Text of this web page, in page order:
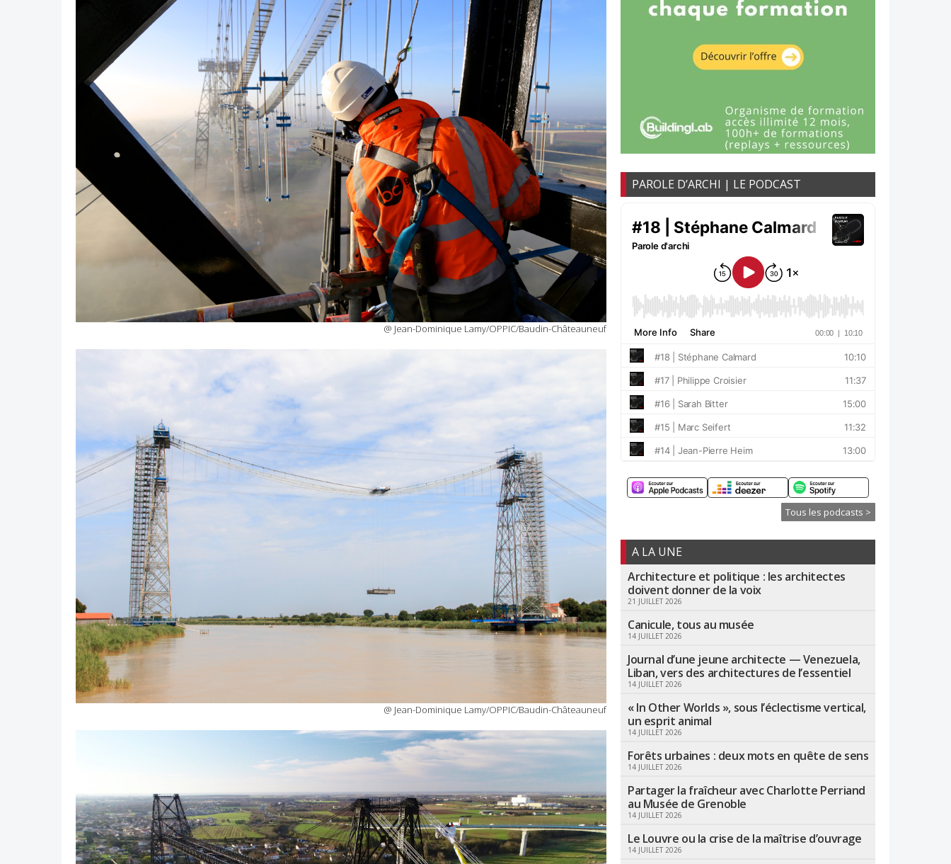
@ Jean-Dominique Lamy/OPPIC/Baudin-Châteauneuf
@ Jean-Dominique Lamy/OPPIC/Baudin-Châteauneuf
PAROLE D’ARCHI | LE PODCAST
Tous les podcasts >
A LA UNE
Architecture et politique : les architectes
doivent donner de la voix
21 JUILLET 2026
Canicule, tous au musée
14 JUILLET 2026
Journal d’une jeune architecte — Venezuela,
Liban, vers des architectures de l’essentiel
14 JUILLET 2026
« In Other Worlds », sous l’éclectisme vertical,
un esprit animal
14 JUILLET 2026
Forêts urbaines : deux mots en quête de sens
14 JUILLET 2026
Partager la fraîcheur avec Charlotte Perriand
au Musée de Grenoble
14 JUILLET 2026
Le Louvre ou la crise de la maîtrise d’ouvrage
14 JUILLET 2026